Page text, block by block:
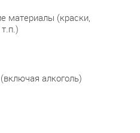
материалы (краски,
алкоголь)